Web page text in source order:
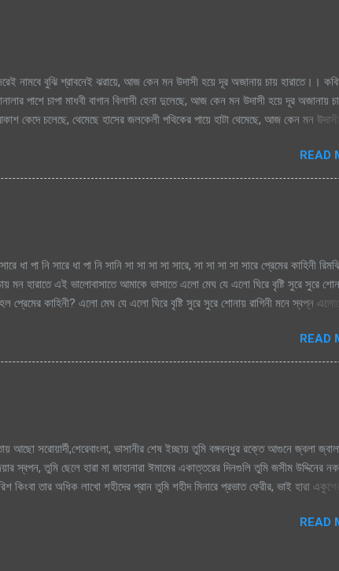
নামবে বুঝি শ্রাবনেই ঝরায়ে, আজ কেন মন উদাসী হয়ে দূর অজানায় চায় হারাতে।।
পাশে চাপা মাধবী বাগান বিলাসী হেনা দুলেছে, আজ কেন মন উদাসী হয়ে দূর অজানায়
কেদে চলেছে, থেমেছে হাসের জলকেলী পথিকের পায়ে হাটা থেমেছে, আজ কেন মন উদাসী
READ
ধা পা নি সারে ধা পা নি সানি সা সা সা সা সারে, সা সা সা সা সারে প্রেমের কাহিনী
মন হারাতে এই ভালোবাসাতে আমাকে ভাসাতে এলো মেঘ যে এলো ঘিরে বৃষ্টি সুরে সুরে
কাহিনী? এলো মেঘ যে এলো ঘিরে বৃষ্টি সুরে সুরে শোনায় রাগিনী মনে স্বপ্ন
যে দেখেছি শ্রাবণে জাগেনি তো এত আশা, ভালোবাসা এ মনে সে বৃষ্টি ভেজা পায়ে সামনে
মনে জাগে প্রেমের কাহিনী সে বৃষ্টি ভেজা পায়ে সামনে এলে হায়, ফোটে কামিনী আজ
এ ধারাতে চায় মন হারাতে রিমঝিম এ ধারাতে চায় মন হারাতে শ্রাবণের বুকে প্রেম
শ্রাবণের বুকে প্রেম কবিতা যে লিখে যায় হৃদয়ের মরু পথে জলছবি থেকে যায় জানি সেই তো
READ
আছো সরোয়ার্দী,শেরেবাংলা, ভাসানীর শেষ ইচ্ছায় তুমি বঙ্গবন্ধুর রক্তে আগুনে জ্বলা
স্বপন, তুমি ছেলে হারা মা জাহানারা ঈমামের একাত্তরের দিনগুলি তুমি জসীম উদ্দিনের
কিংবা তার অধিক লাখো শহীদের প্রান তুমি শহীদ মিনারে প্রভাত ফেরীর, ভাই হারা
তুমি কবি নজরুলের বিদ্রোহী কবিতা উন্নত মম্ শীর তুমি রক্তের কালিতে লেখা নাম, সাত
READ